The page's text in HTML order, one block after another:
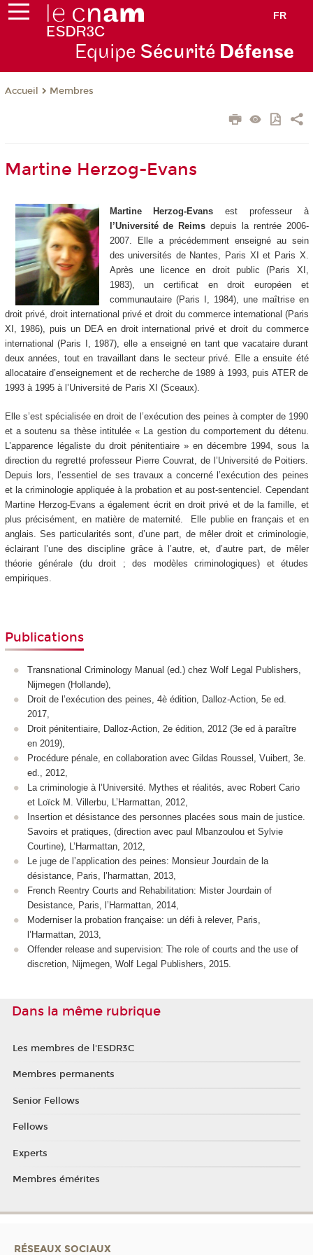
FR
Equipe Sécurité Défense
Accueil Membres
Martine Herzog-Evans
Martine Herzog-Evans est professeur à
l’Université de Reims depuis la rentrée 2006-
2007. Elle a précédemment enseigné au sein
des universités de Nantes, Paris XI et Paris X.
Après une licence en droit public (Paris XI,
1983), un certificat en droit européen et
communautaire (Paris I, 1984), une maîtrise en
droit privé, droit international privé et droit du commerce international (Paris
XI, 1986), puis un DEA en droit international privé et droit du commerce
international (Paris I, 1987), elle a enseigné en tant que vacataire durant
deux années, tout en travaillant dans le secteur privé. Elle a ensuite été
allocataire d’enseignement et de recherche de 1989 à 1993, puis ATER de
1993 à 1995 à l’Université de Paris XI (Sceaux).
Elle s’est spécialisée en droit de l’exécution des peines à compter de 1990
et a soutenu sa thèse intitulée « La gestion du comportement du détenu.
L’apparence légaliste du droit pénitentiaire » en décembre 1994, sous la
direction du regretté professeur Pierre Couvrat, de l’Université de Poitiers.
Depuis lors, l’essentiel de ses travaux a concerné l’exécution des peines
et la criminologie appliquée à la probation et au post-sentenciel. Cependant
Martine Herzog-Evans a également écrit en droit privé et de la famille, et
plus précisément, en matière de maternité. Elle publie en français et en
anglais. Ses particularités sont, d’une part, de mêler droit et criminologie,
éclairant l’une des discipline grâce à l’autre, et, d’autre part, de mêler
théorie générale (du droit ; des modèles criminologiques) et études
empiriques.
Publications
Transnational Criminology Manual (ed.) chez Wolf Legal Publishers,
Nijmegen (Hollande),
Droit de l’exécution des peines, 4è édition, Dalloz-Action, 5e ed.
2017,
Droit pénitentiaire, Dalloz-Action, 2e édition, 2012 (3e ed à paraître
en 2019),
Procédure pénale, en collaboration avec Gildas Roussel, Vuibert, 3e.
ed., 2012,
La criminologie à l’Université. Mythes et réalités, avec Robert Cario
et Loïck M. Villerbu, L’Harmattan, 2012,
Insertion et désistance des personnes placées sous main de justice.
Savoirs et pratiques, (direction avec paul Mbanzoulou et Sylvie
Courtine), L’Harmattan, 2012,
Le juge de l’application des peines: Monsieur Jourdain de la
désistance, Paris, l’harmattan, 2013,
French Reentry Courts and Rehabilitation: Mister Jourdain of
Desistance, Paris, l’Harmattan, 2014,
Moderniser la probation française: un défi à relever, Paris,
l’Harmattan, 2013,
Offender release and supervision: The role of courts and the use of
discretion, Nijmegen, Wolf Legal Publishers, 2015.
Dans la même rubrique
Les membres de l'ESDR3C
Membres permanents
Senior Fellows
Fellows
Experts
Membres émérites
RÉSEAUX SOCIAUX